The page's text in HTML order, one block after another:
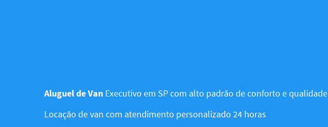
Aluguel de Van Executivo em SP com alto padrão de conforto e qualidade
Locação de van com atendimento personalizado 24 horas